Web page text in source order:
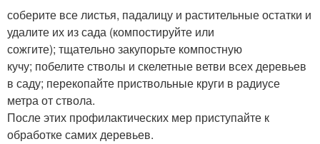
соберите все листья, падалицу и растительные остатки и
удалите их из сада (компостируйте или
сожгите); тщательно закупорьте компостную
кучу; побелите стволы и скелетные ветви всех деревьев
в саду; перекопайте приствольные круги в радиусе
метра от ствола.
После этих профилактических мер приступайте к
обработке самих деревьев.